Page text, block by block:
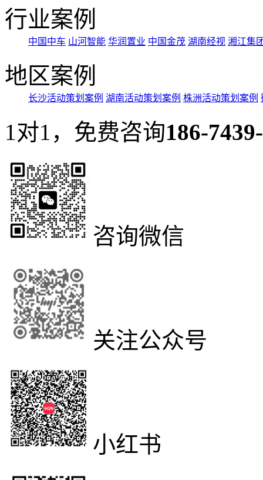
行业案例
中国中车 山河智能 华润置业 中国金茂 湖南经视 湘江集
地区案例
长沙活动策划案例 湖南活动策划案例 株洲活动策划案例
1对1，免费咨询186-
咨询微信
关注公众号
小红书